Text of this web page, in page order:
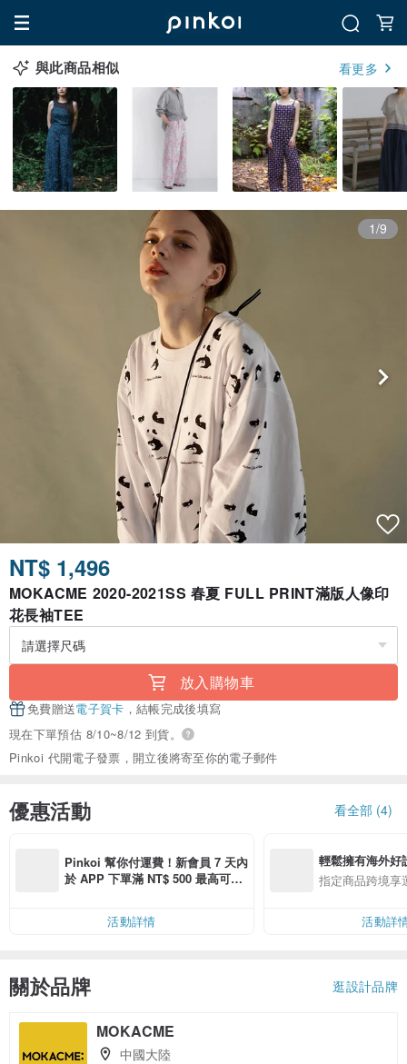
與此商品相似 看更多
1/9
NT$ 1,496
MOKACME 2020-2021SS 春夏 FULL PRINT滿版人像印
花長袖TEE
放入購物車
免費贈送電子賀卡 ，結帳完成後填寫
現在下單預估 8/10~8/12 到貨。
Pinkoi 代開電子發票，開立後將寄至你的電子郵件
優惠活動 看全部 (4)
Pinkoi 幫你付運費！新會員 7 天內
於 APP 下單滿 NT$ 500 最高可折
活動詳情
輕鬆擁有海外好
指定商品跨境享
活動詳
關於品牌 逛設計品牌
MOKACME
中國大陸